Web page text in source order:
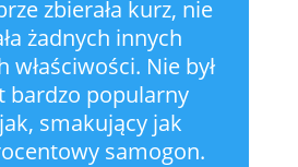
zbierała kurz, nie
żadnych innych
właściwości. Nie był
bardzo popularny
smakujący jak
samogon.